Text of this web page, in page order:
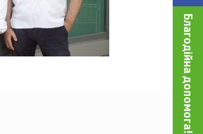
Благодійна допомога!